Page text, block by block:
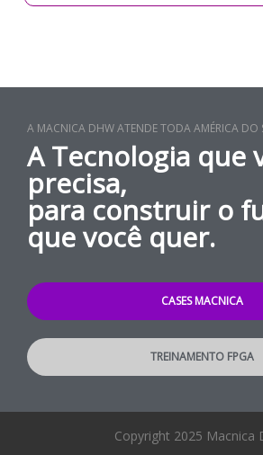
A MACNICA DHW ATENDE TODA AMÉRICA DO
A Tecnologia que
precisa,
para construir o
que você quer.
CASES MACNICA
TREINAMENTO FPGA
Copyright 2025 Macnica